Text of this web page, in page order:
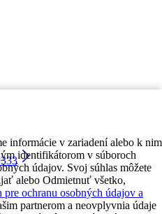
informácie v zariadení alebo k nim
identifikátorom v súboroch
údajov. Svoj súhlas môžete
alebo Odmietnuť všetko,
pre ochranu osobných údajov a
partnerom a neovplyvnia údaje